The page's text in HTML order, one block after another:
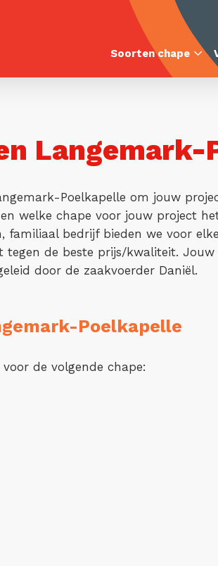
Soorten chape
Langemark-
Poelkapelle om jouw
welke chape voor jouw project
familiaal bedrijf bieden we voor
tegen de beste prijs/kwaliteit.
door de zaakvoerder Daniël.
Poelkapelle
de volgende chape: